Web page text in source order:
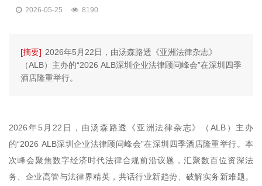
2026-05-25 8190
[摘要] 2026年5月22日，由汤森路透《亚洲法律杂志》
（ALB）主办的“2026 ALB深圳企业法律顾问峰会”在深圳四季
酒店隆重举行。
2026年5月22日，由汤森路透《亚洲法律杂志》（ALB）主办
的“2026 ALB深圳企业法律顾问峰会”在深圳四季酒店隆重举行。本
次峰会聚焦数字经济时代法律合规前沿议题，汇聚数百位资深法
务、企业高管与法律界精英，共话行业新趋势、破解实务新难题。